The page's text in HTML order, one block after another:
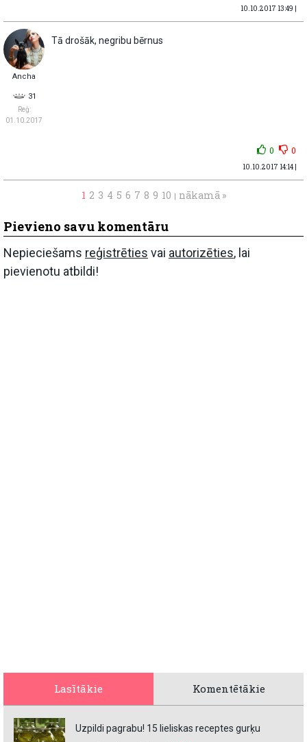
10.10.2017 13:49 |
Ancha
31
Reģ:
01.10.2017
Tā drošāk, negribu bērnus
0 0
10.10.2017 14:14 |
1 2 3 4 5 6 7 8 9 10 nākamā »
Pievieno savu komentāru
Nepieciešams reģistrēties vai autorizēties, lai
pievienotu atbildi!
Lasītākie Komentētākie
Uzpildi pagrabu! 15 lieliskas receptes gurķu